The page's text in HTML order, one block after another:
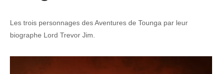
Les trois personnages des Aventures de Tounga par leur
biographe Lord Trevor Jim.